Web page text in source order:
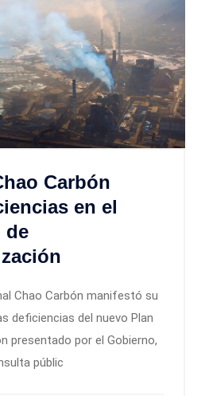
Carbón
en el
de
Chao Carbón manifestó su
deficiencias del nuevo Plan
presentado por el Gobierno,
públic